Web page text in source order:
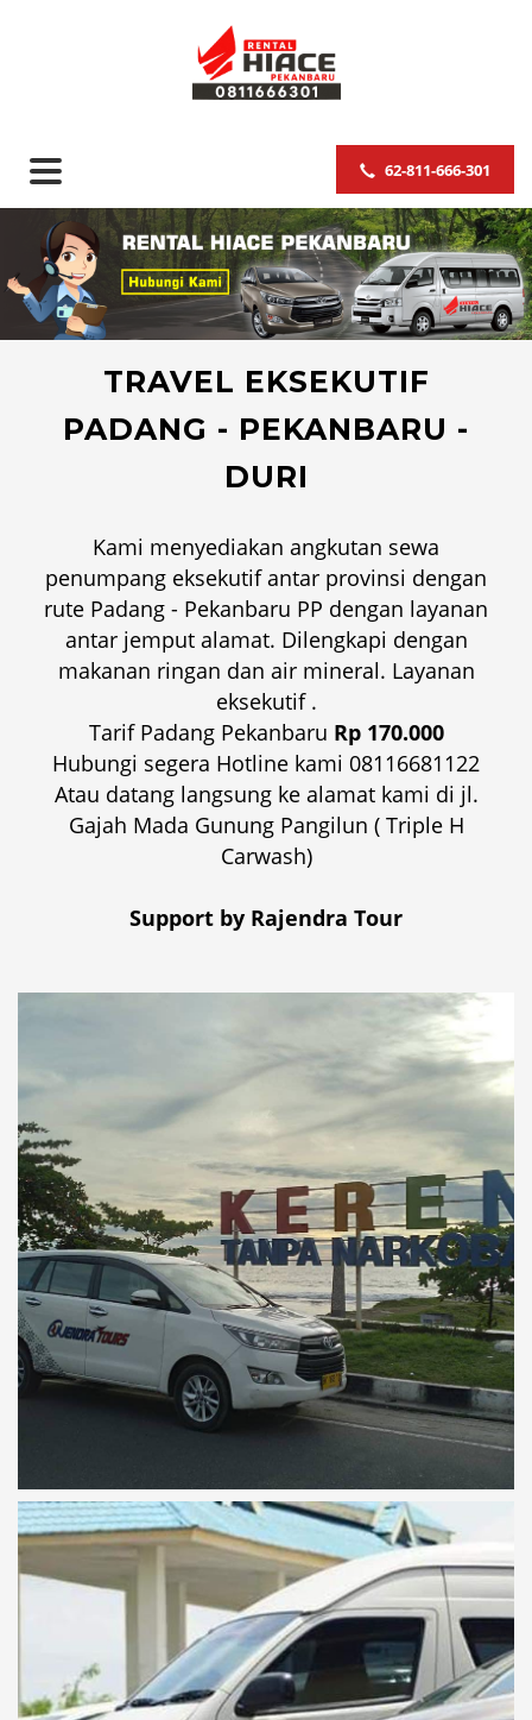
62-811-666-301
TRAVEL EKSEKUTIF
PADANG - PEKANBARU -
DURI
Kami menyediakan angkutan sewa
penumpang eksekutif antar provinsi dengan
rute Padang - Pekanbaru PP dengan layanan
antar jemput alamat. Dilengkapi dengan
makanan ringan dan air mineral. Layanan
eksekutif .
Tarif Padang Pekanbaru Rp 170.000
Hubungi segera Hotline kami 08116681122
Atau datang langsung ke alamat kami di jl.
Gajah Mada Gunung Pangilun ( Triple H
Carwash)
Support by Rajendra Tour